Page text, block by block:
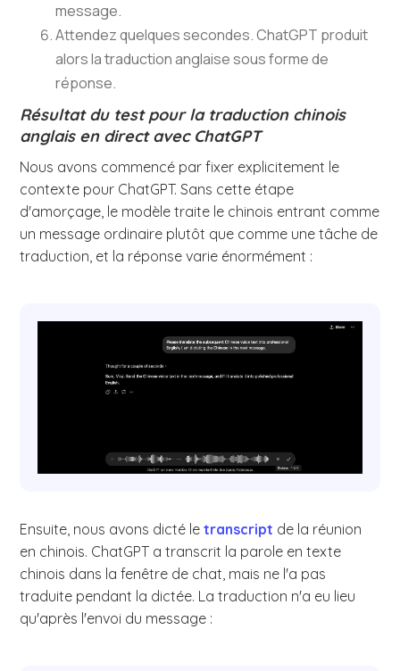
message.
Attendez quelques secondes. ChatGPT produit
alors la traduction anglaise sous forme de
réponse.
Résultat du test pour la traduction chinois
anglais en direct avec ChatGPT
Nous avons commencé par fixer explicitement le
contexte pour ChatGPT. Sans cette étape
d'amorçage, le modèle traite le chinois entrant comme
un message ordinaire plutôt que comme une tâche de
traduction, et la réponse varie énormément :
Ensuite, nous avons dicté letranscript de la réunion
en chinois. ChatGPT a transcrit la parole en texte
chinois dans la fenêtre de chat, mais ne l'a pas
traduite pendant la dictée. La traduction n'a eu lieu
qu'après l'envoi du message :